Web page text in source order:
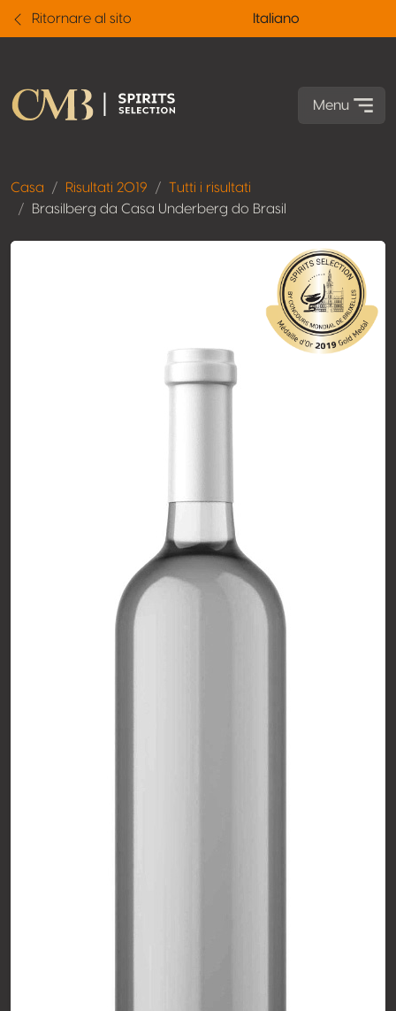
Ritornare al sito Italiano
Menu
Casa Risultati 2019
Tutti i risultati
Brasilberg da Casa Underberg do Brasil